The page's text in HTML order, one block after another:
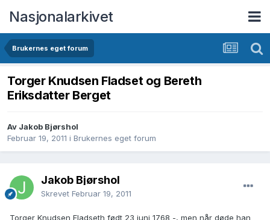
Nasjonalarkivet
Brukernes eget forum
Torger Knudsen Fladset og Bereth
Eriksdatter Berget
Av Jakob Bjørshol
Februar 19, 2011 i Brukernes eget forum
Jakob Bjørshol
Skrevet Februar 19, 2011
Torger Knudsen Fladseth født 23 juni 1768 -, men når døde han